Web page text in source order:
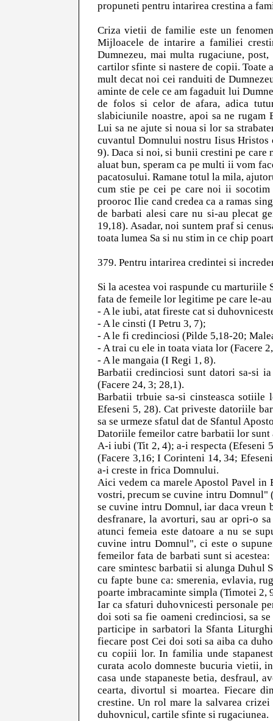
propuneti pentru intarirea crestina a
Criza vietii de familie este un
Mijloacele de intarire a familiei
Dumnezeu, mai multa rugaciune,
cartilor sfinte si nastere de copii. Toate
mult decat noi cei randuiti de
aminte de cele ce am fagaduit lui
de folos si celor de afara, adica
slabiciunile noastre, apoi sa ne
Lui sa ne ajute si noua si lor sa
cuvantul Domnului nostru Iisus Hristos
9). Daca si noi, si bunii crestini pe
aluat bun, speram ca pe multi ii vom
pacatosului. Ramane totul la mila,
cum stie pe cei pe care noi ii socotim
prooroc Ilie cand credea ca a ramas
de barbati alesi care nu si-au plecat
19,18). Asadar, noi suntem praf si
toata lumea Sa si nu stim in ce chip
379. Pentru intarirea credintei si
Si la acestea voi raspunde cu
fata de femeile lor legitime pe care le-
- A le iubi, atat fireste cat si
- A le cinsti (I Petru 3, 7);
- A le fi credinciosi (Pilde 5,18-20;
- A trai cu ele in toata viata lor (Facere
- A le mangaia (I Regi 1, 8).
Barbatii credinciosi sunt datori sa-si
(Facere 24, 3; 28,1).
Barbatii trbuie sa-si cinsteasca
Efeseni 5, 28). Cat priveste datoriile
sa se urmeze sfatul dat de Sfantul
Datoriile femeilor catre barbatii lor sunt
A-i iubi (Tit 2, 4); a-i respecta (Efeseni
(Facere 3,16; I Corinteni 14, 34;
a-i creste in frica Domnului.
Aici vedem ca marele Apostol Pavel
vostri, precum se cuvine intru Domnul"
se cuvine intru Domnul, iar daca vreun
desfranare, la avorturi, sau ar opri-o
atunci femeia este datoare a nu se
cuvine intru Domnul", ci este o
femeilor fata de barbati sunt si
care smintesc barbatii si alunga Duhul
cu fapte bune ca: smerenia, evlavia,
poarte imbracaminte simpla (Timotei
Iar ca sfaturi duhovnicesti personale
doi soti sa fie oameni credinciosi, sa
participe in sarbatori la Sfanta
fiecare post Cei doi soti sa aiba ca
cu copiii lor. In familia unde
curata acolo domneste bucuria vietii,
casa unde stapaneste betia, desfraul,
cearta, divortul si moartea. Fiecare
crestine. Un rol mare la salvarea
duhovnicul, cartile sfinte si rugaciunea.